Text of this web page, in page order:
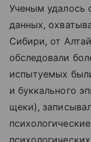
Ученым удалось
данных,
Сибири, от
обследовали
испытуемых
и буккального
щеки),